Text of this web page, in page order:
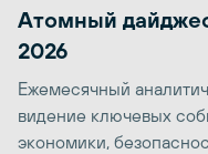
Атомный
2026
Ежемесячный
видение ключевых
экономики,